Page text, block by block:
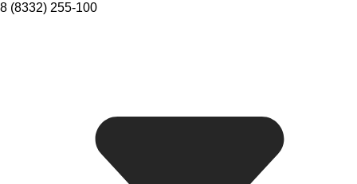
8 (8332) 255-100